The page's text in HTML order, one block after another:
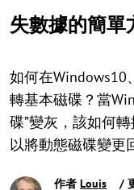
失數據的簡單
如何在Windows10
轉基本磁碟？當
碟”變灰，該如何
以將動態磁碟變更
作者 Louis
/